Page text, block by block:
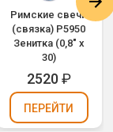
Римские свечи
(связка) Р5950
Зенитка (0,8" х
30)
2520₽
ПЕРЕЙТИ